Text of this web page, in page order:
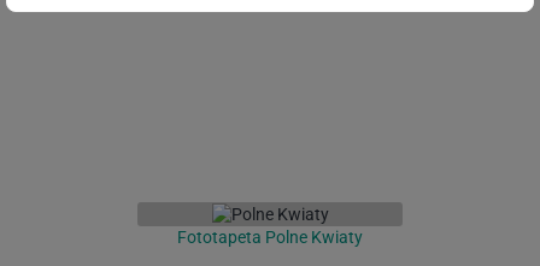
Fototapeta Polne Kwiaty